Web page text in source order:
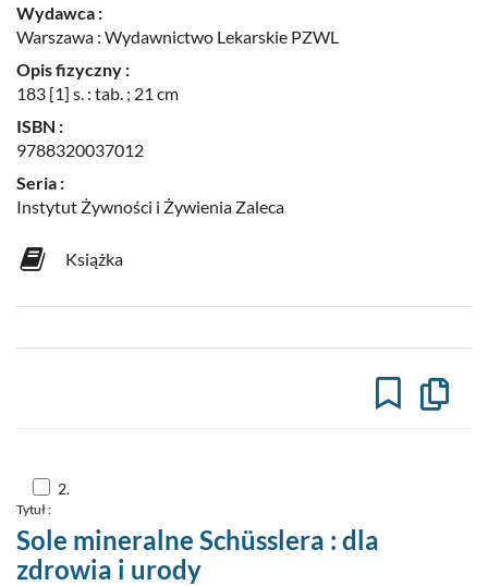
Wydawca :
Warszawa : Wydawnictwo Lekarskie PZWL
Opis fizyczny :
183 [1] s. : tab. ; 21 cm
ISBN :
9788320037012
Seria :
Instytut Żywności i Żywienia Zaleca
Książka
Skocz
do
2
2.
Tytuł :
Sole mineralne Schüsslera : dla
zdrowia i urody